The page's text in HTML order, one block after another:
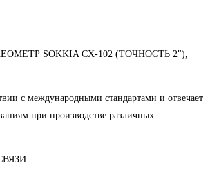
SOKKIA CX-102 (ТОЧНОСТЬ 2"),
с международными стандартами и отвечает
при производстве различных